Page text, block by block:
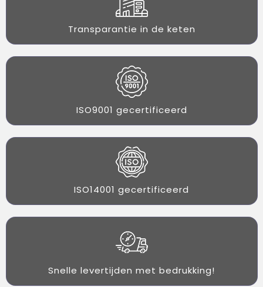
Transparantie in de keten
ISO9001 gecertificeerd
ISO14001 gecertificeerd
Snelle levertijden met bedrukking!